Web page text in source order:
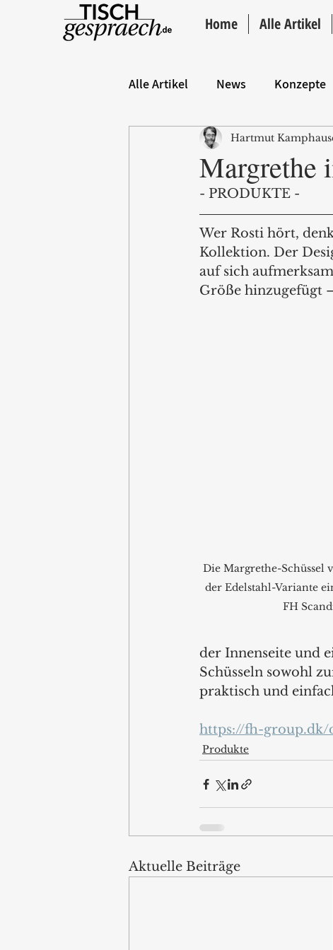
Home Alle Artikel
Alle Artikel News Konzepte
Hintergrund ANZEIGE
Margrethe
Hartmut
- PRODUKTE -
Wer Rosti hört,
Kollektion. Der
auf sich
Größe hinzugefügt
Die Margrethe-Schüssel
der Edelstahl-Variante
FH
der Innenseite und
Schüsseln sowohl
praktisch und
https://fh-
Produkte
Aktuelle Beiträge